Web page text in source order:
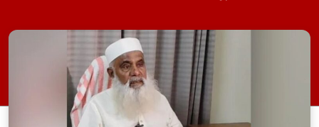
রুলিং ও সিদ্ধান্তের প্রতিবাদে ১৫ থেকে ২৫ জুন
পর্যন্ত তিনি সংসদে যাননি। মনিরুল হক চৌধুরী
বলেন, ‘আমাকে সংসদে অপমান করা হয়েছে।
স্পিকার ফোন […]